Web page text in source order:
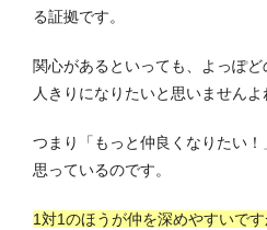
る証拠です。
関心があるといっても、よっぽ
人きりになりたいと思いませんよ
つまり「もっと仲良くなりたい
思っているのです。
1対1のほうが仲を深めやすいで